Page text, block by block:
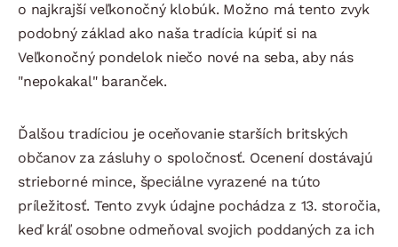
o najkrajší veľkonočný klobúk. Možno má tento zvyk
podobný základ ako naša tradícia kúpiť si na
Veľkonočný pondelok niečo nové na seba, aby nás
"nepokakal" baranček.
Ďalšou tradíciou je oceňovanie starších britských
občanov za zásluhy o spoločnosť. Ocenení dostávajú
strieborné mince, špeciálne vyrazené na túto
príležitosť. Tento zvyk údajne pochádza z 13. storočia,
keď kráľ osobne odmeňoval svojich poddaných za ich